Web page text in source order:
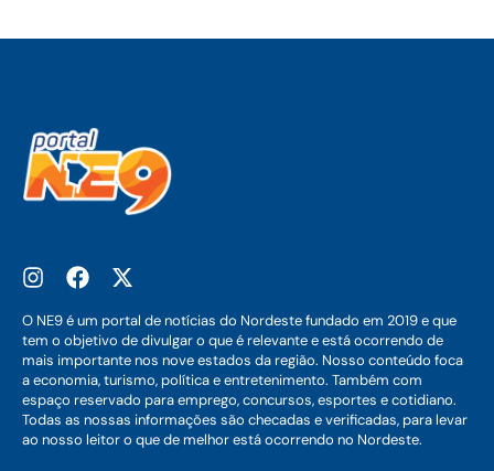
O NE9 é um portal de notícias do Nordeste fundado em 2019 e que
tem o objetivo de divulgar o que é relevante e está ocorrendo de
mais importante nos nove estados da região. Nosso conteúdo foca
a economia, turismo, política e entretenimento. Também com
espaço reservado para emprego, concursos, esportes e cotidiano.
Todas as nossas informações são checadas e verificadas, para levar
ao nosso leitor o que de melhor está ocorrendo no Nordeste.